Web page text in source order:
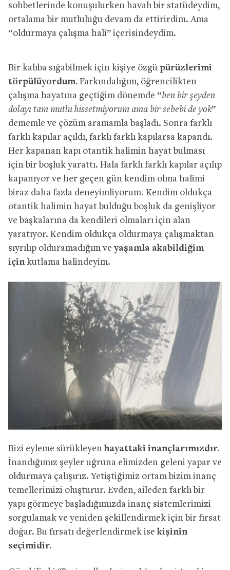
sohbetlerinde konuşulurken havalı bir statüdeydim,
ortalama bir mutluluğu devam da ettirirdim. Ama
“oldurmaya çalışma hali” içerisindeydim.
Bir kalıba sığabilmek için kişiye özgü pürüzlerimi
törpülüyordum. Farkındalığım, öğrencilikten
çalışma hayatına geçtiğim dönemde “ben bir şeyden
dolayı tam mutlu hissetmiyorum ama bir sebebi de yok”
dememle ve çözüm aramamla başladı. Sonra farklı
farklı kapılar açıldı, farklı farklı kapılarsa kapandı.
Her kapanan kapı otantik halimin hayat bulması
için bir boşluk yarattı. Hala farklı farklı kapılar açılıp
kapanıyor ve her geçen gün kendim olma halimi
biraz daha fazla deneyimliyorum. Kendim oldukça
otantik halimin hayat bulduğu boşluk da genişliyor
ve başkalarına da kendileri olmaları için alan
yaratıyor. Kendim oldukça oldurmaya çalışmaktan
sıyrılıp olduramadığım ve yaşamla akabildiğim
içinkutlama halindeyim.
Bizi eyleme sürükleyen hayattaki inançlarımızdır.
İnandığımız şeyler uğruna elimizden geleni yapar ve
oldurmaya çalışırız. Yetiştiğimiz ortam bizim inanç
temellerimizi oluşturur. Evden, aileden farklı bir
yapı görmeye başladığımızda inanç sistemlerimizi
sorgulamak ve yeniden şekillendirmek için bir fırsat
doğar. Bu fırsatı değerlendirmek ise kişinin
seçimidir.